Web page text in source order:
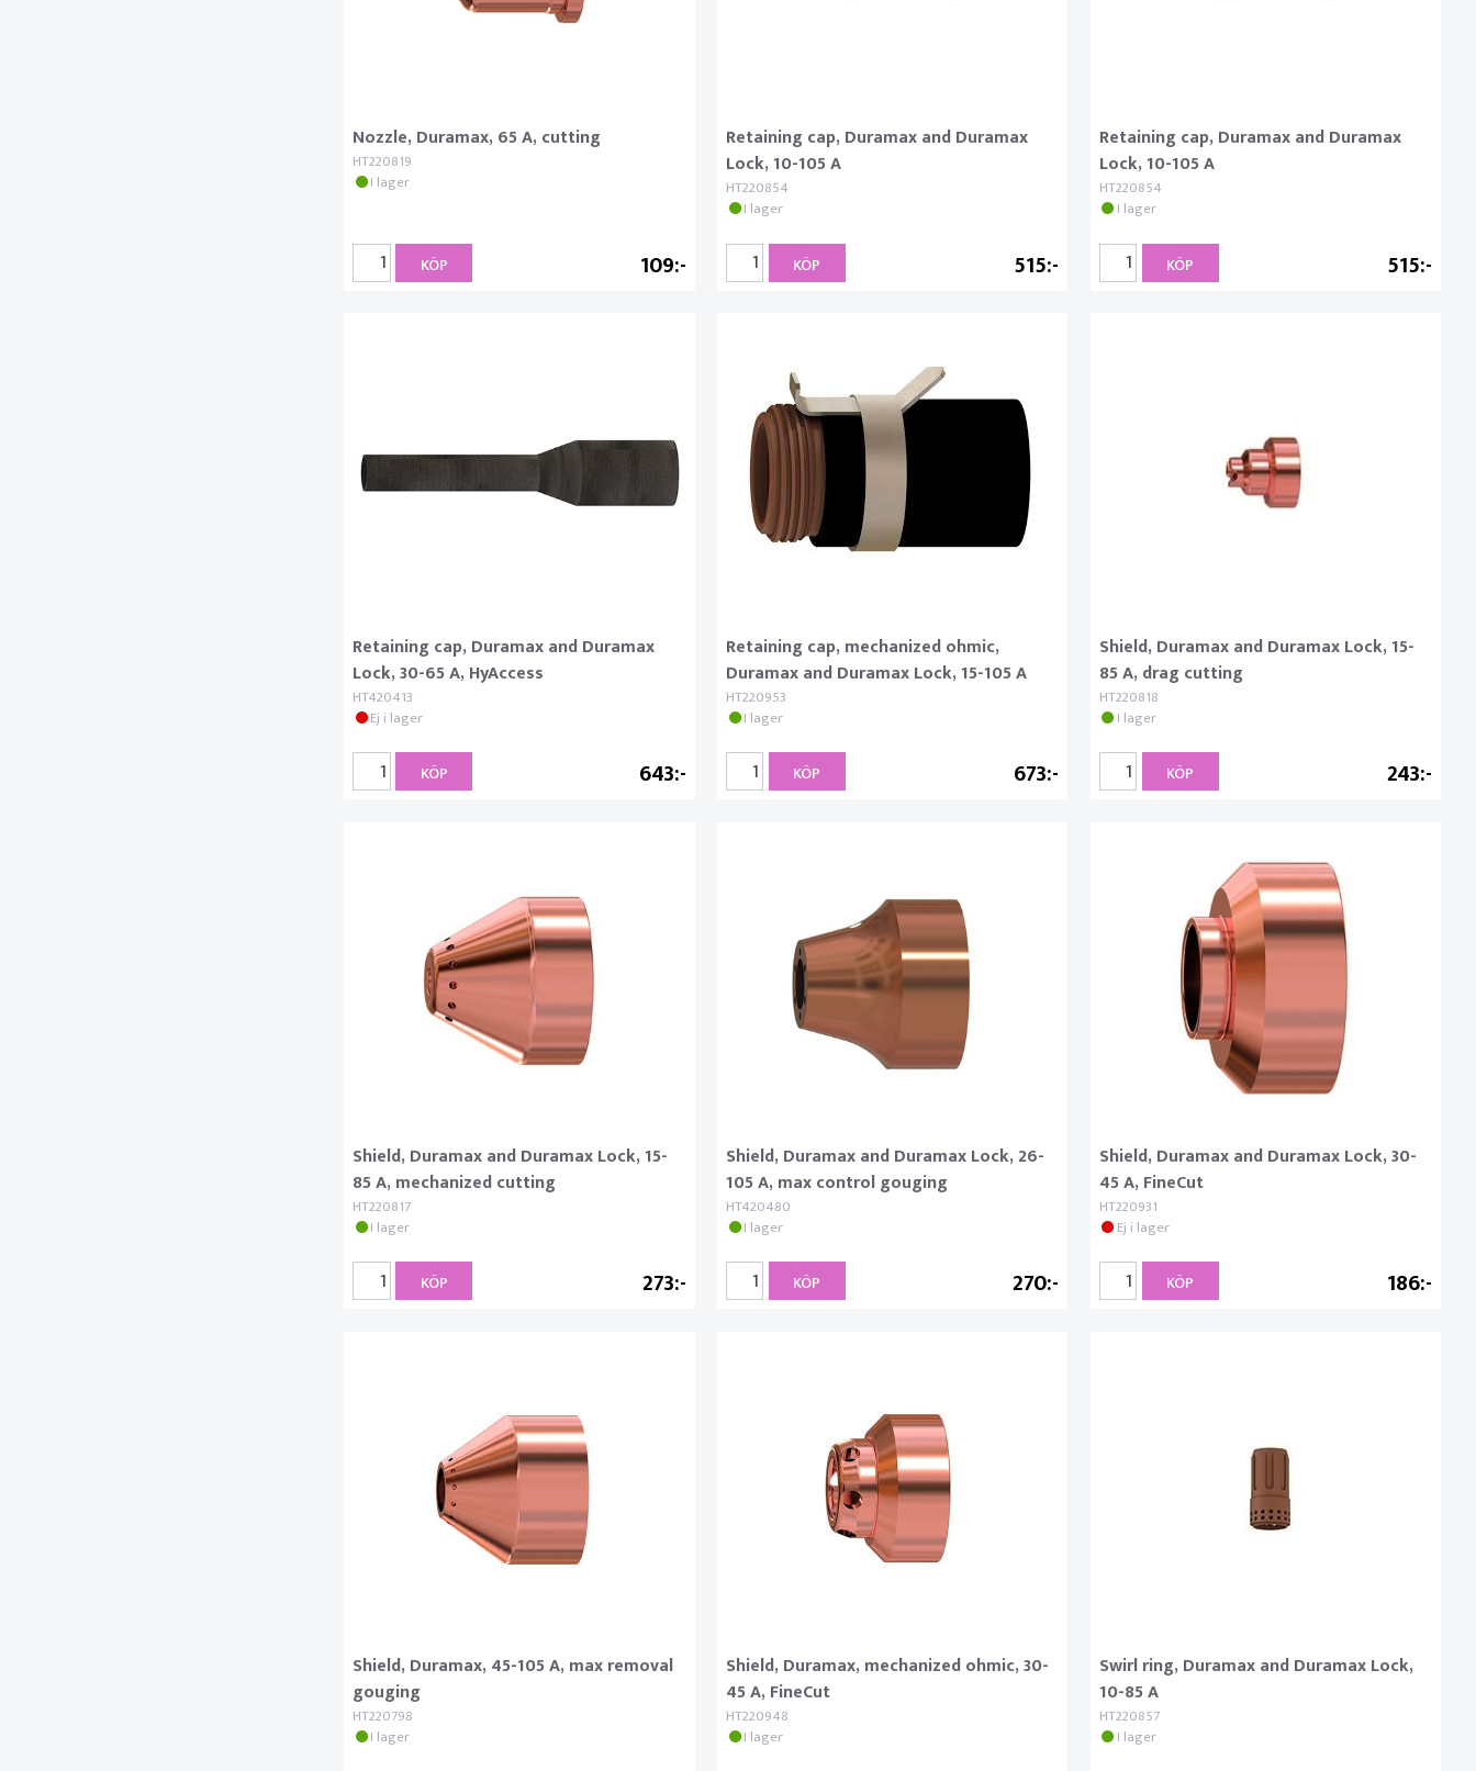
Nozzle, Duramax, 65 A, cutting
HT220819
I lager
109
KÖP
Retaining cap, Duramax and Duramax
Lock, 10-105 A
HT220854
I lager
515
KÖP
Retaining cap, Duramax and Duramax
Lock, 10-105 A
HT220854
I lager
515
KÖP
Retaining cap, Duramax and Duramax
Lock, 30-65 A, HyAccess
HT420413
Ej i lager
643
KÖP
Retaining cap, mechanized ohmic,
Duramax and Duramax Lock, 15-105 A
HT220953
I lager
673
KÖP
Shield, Duramax and Duramax Lock, 15-
85 A, drag cutting
HT220818
I lager
243
KÖP
Shield, Duramax and Duramax Lock, 15-
85 A, mechanized cutting
HT220817
I lager
273
KÖP
Shield, Duramax and Duramax Lock, 26-
105 A, max control gouging
HT420480
I lager
270
KÖP
Shield, Duramax and Duramax Lock, 30-
45 A, FineCut
HT220931
Ej i lager
186
KÖP
Shield, Duramax, 45-105 A, max removal
gouging
HT220798
I lager
Shield, Duramax, mechanized ohmic, 30-
45 A, FineCut
HT220948
I lager
Swirl ring, Duramax and Duramax Lock,
10-85 A
HT220857
I lager